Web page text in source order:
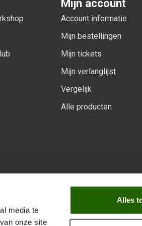
media te
onze site
Alles
Mijn account
Account informatie
Mijn bestellingen
Mijn tickets
Mijn verlanglijst
Vergelijk
Alle producten